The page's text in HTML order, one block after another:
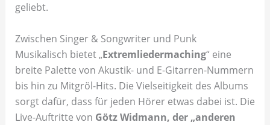
geliebt.
Zwischen Singer & Songwriter und Punk
Musikalisch bietet „Extremliedermaching“ eine
breite Palette von Akustik- und E-Gitarren-Nummern
bis hin zu Mitgröl-Hits. Die Vielseitigkeit des Albums
sorgt dafür, dass für jeden Hörer etwas dabei ist. Die
Live-Auftritte von Götz Widmann, der „anderen